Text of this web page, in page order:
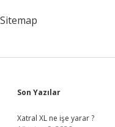
Sitemap
Sidebar
Son Yazılar
Xatral XL ne işe yarar ?